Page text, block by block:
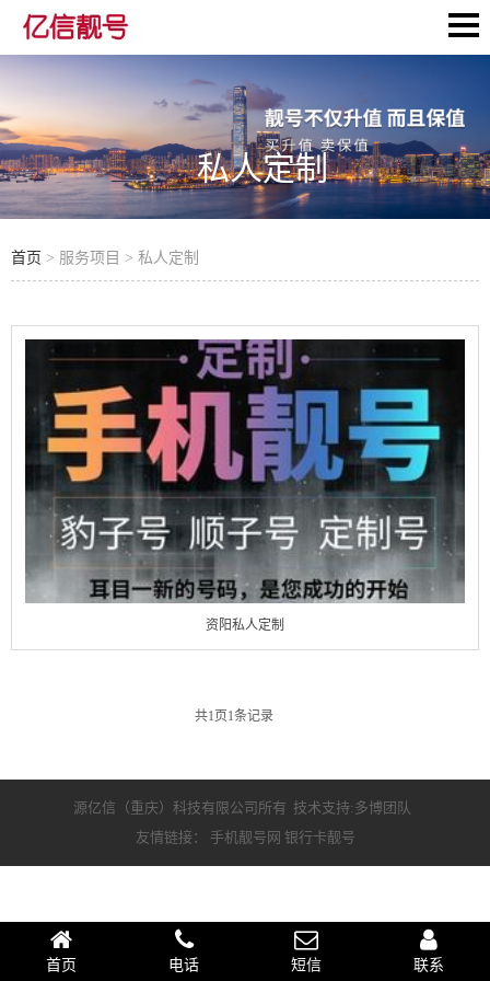
私人定制
首页 > 服务项目 > 私人定制
资阳私人定制
共1 页1条记录
源亿信（重庆）科技有限公司所有 技术支持:多博团队
友情链接： 手机靓号网 银行卡靓号
首页 电话 短信 联系